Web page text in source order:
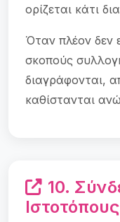
ορίζεται κάτι
Όταν πλέον δεν
σκοπούς
διαγράφονται,
καθίστανται
10.
Ιστοτόπους